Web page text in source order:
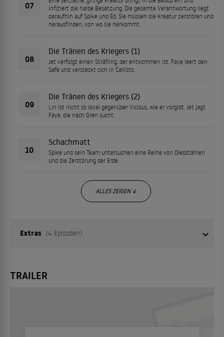
07
infiziert die halbe Besatzung. Die gesamte Verantwortung liegt
daraufhin auf Spike und Ed. Sie müssen die Kreatur zerstören und
herausfinden, von wo sie herkommt.
08
Die Tränen des Kriegers (1)
Jet verfolgt einen Sträfling, der entkommen ist. Faye leert den
Safe und versteckt sich in Callisto.
09
Die Tränen des Kriegers (2)
Lin ist nicht so loyal gegenüber Vicious, wie er vorgibt. Jet jagt
Faye, die nach Gren sucht.
10
Schachmatt
Spike und sein Team untersuchen eine Reihe von Diebstählen
und die Zerstörung der Erde.
ALLES ZEIGEN ↓
Extras (4 Episoden)
01
TRAILER